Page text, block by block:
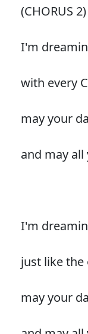
(CHORUS 2)
I'm
with every
may your
and may all
I'm
just like the
may your